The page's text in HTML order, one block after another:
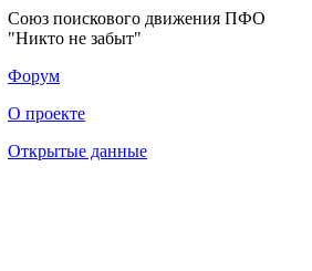
Союз поискового движения ПФО
"Никто не забыт"
Форум
О проекте
Открытые данные